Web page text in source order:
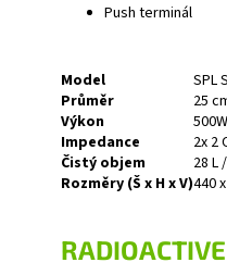
Push terminál
Model
SPL
Průměr
25
Výkon
Impedance
2x 2
Čistý objem
28 L
Rozměry (Š x H x V)440
RADIOACTIVE